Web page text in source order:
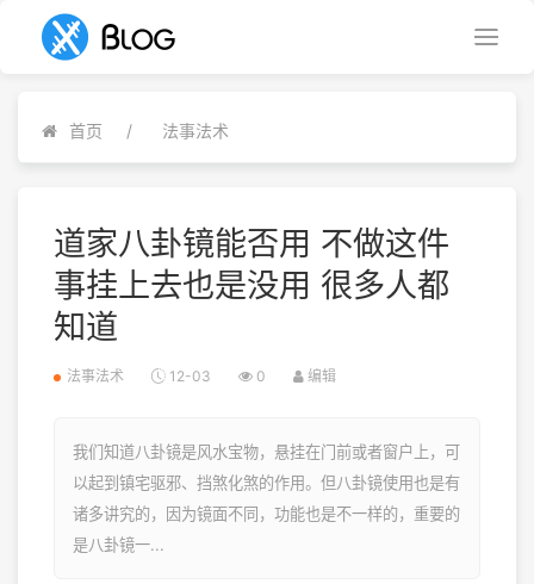
首页 法事法术
道家八卦镜能否用 不做这件
事挂上去也是没用 很多人都
知道
法事法术 12-03 0 编辑
我们知道八卦镜是风水宝物，悬挂在门前或者窗户上，可
以起到镇宅驱邪、挡煞化煞的作用。但八卦镜使用也是有
诸多讲究的，因为镜面不同，功能也是不一样的，重要的
是八卦镜一...